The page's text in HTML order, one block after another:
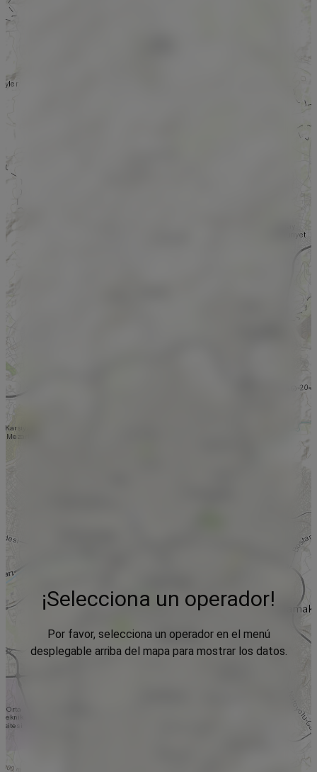
¡Selecciona un operador!
Por favor, selecciona un operador en el menú
desplegable arriba del mapa para mostrar los datos.